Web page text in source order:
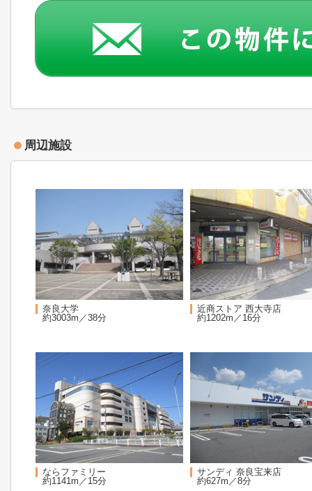
周辺施設
奈良大学
約3003m／38分
近商ストア 西大寺店
約1202m／16分
ならファミリー
約1141m／15分
サンディ 奈良宝来店
約627m／8分